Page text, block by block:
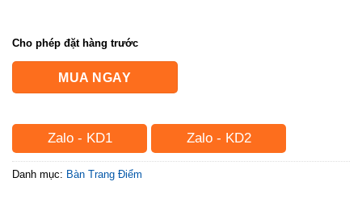
Cho phép đặt hàng trước
MUA NGAY
Zalo - KD1 Zalo - KD2
Danh mục: Bàn Trang Điểm